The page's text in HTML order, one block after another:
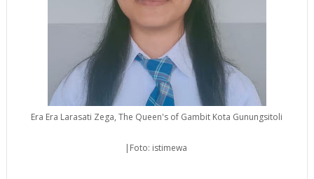
Era Era Larasati Zega, The Queen's of Gambit Kota Gunungsitoli
|Foto: istimewa